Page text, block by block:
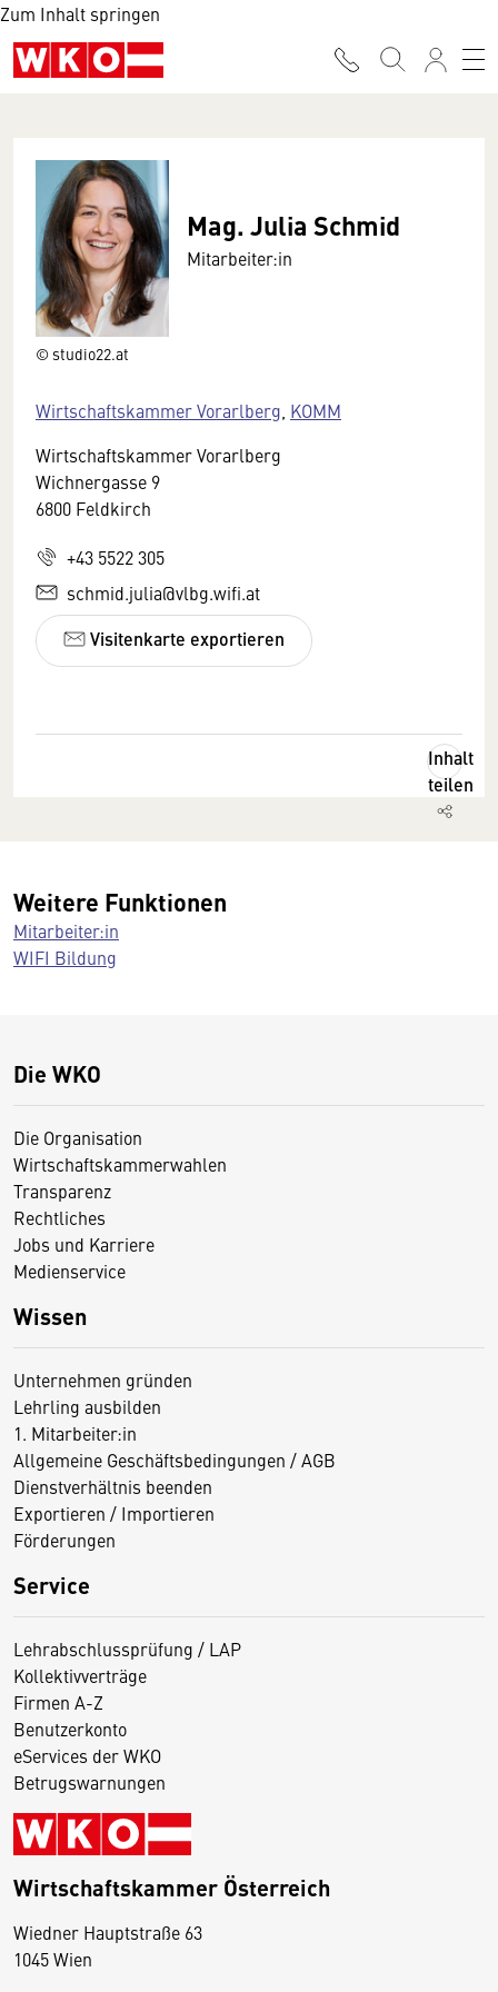
Zum Inhalt springen
© studio22.at
Mag. Julia Schmid
Mitarbeiter:in
Wirtschaftskammer Vorarlberg KOMM
Wirtschaftskammer Vorarlberg
Wichnergasse 9
6800 Feldkirch
+43 5522 305
schmid.julia@vlbg.wifi.at
Visitenkarte exportieren
Inhalt
teilen
Weitere Funktionen
Mitarbeiter:in
WIFI Bildung
Die WKO
Die Organisation
Wirtschaftskammerwahlen
Transparenz
Rechtliches
Jobs und Karriere
Medienservice
Wissen
Unternehmen gründen
Lehrling ausbilden
1. Mitarbeiter:in
Allgemeine Geschäftsbedingungen / AGB
Dienstverhältnis beenden
Exportieren / Importieren
Förderungen
Service
Lehrabschlussprüfung / LAP
Kollektivverträge
Firmen A-Z
Benutzerkonto
eServices der WKO
Betrugswarnungen
Wirtschaftskammer Österreich
Wiedner Hauptstraße 63
1045 Wien
D